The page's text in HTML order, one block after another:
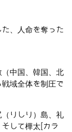
、人命を奪った
中国、韓国、北
域全体を制圧で
りしり）島、礼
して樺太[カラ